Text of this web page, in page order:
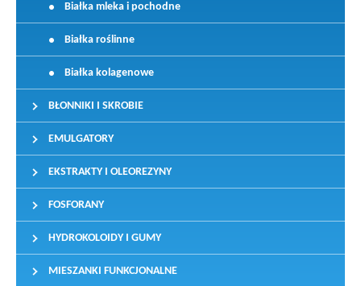
Białka mleka i pochodne
Białka roślinne
Białka kolagenowe
BŁONNIKI I SKROBIE
EMULGATORY
EKSTRAKTY I OLEOREZYNY
FOSFORANY
HYDROKOLOIDY I GUMY
MIESZANKI FUNKCJONALNE